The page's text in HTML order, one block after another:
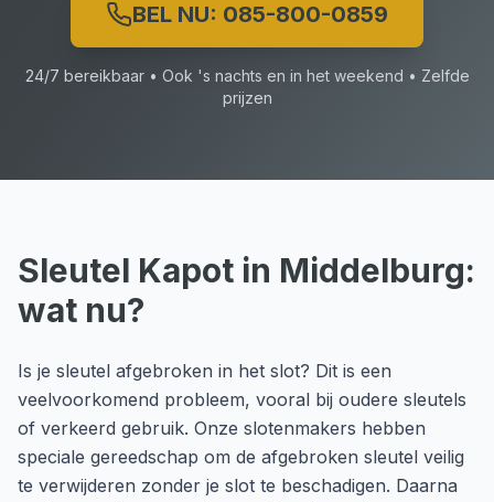
BEL NU: 085-800-0859
24/7 bereikbaar • Ook 's nachts en in het weekend • Zelfde
prijzen
Sleutel Kapot in Middelburg:
wat nu?
Is je sleutel afgebroken in het slot? Dit is een
veelvoorkomend probleem, vooral bij oudere sleutels
of verkeerd gebruik. Onze slotenmakers hebben
speciale gereedschap om de afgebroken sleutel veilig
te verwijderen zonder je slot te beschadigen. Daarna